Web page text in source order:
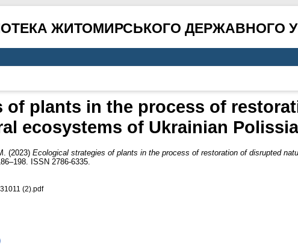
ЖИТОМИРСЬКОГО ДЕРЖАВНОГО
of plants in the process of
ecosystems of Ukrainian Polissia
(2023) Ecological strategies of plants in the process of restoration of disrupted
ISSN 2786-6335.
(2).pdf